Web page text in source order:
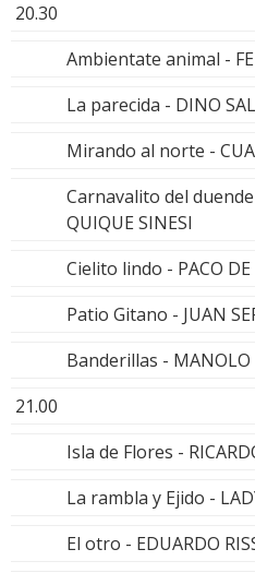
20.30
Ambientate animal -
La parecida - DINO
Mirando al norte -
Carnavalito del
QUIQUE SINESI
Cielito lindo - PACO DE
Patio Gitano - JUAN
Banderillas - MANOLO
21.00
Isla de Flores -
La rambla y Ejido -
El otro - EDUARDO